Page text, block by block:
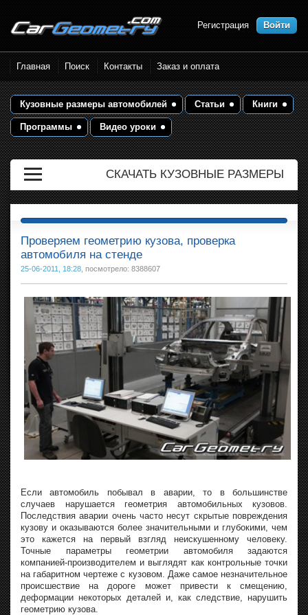
Размеры кузова автомобилей.
Контрольные точки и кузовные
размеры. Геометрия кузова
Регистрация Войти
Главная Поиск Контакты Заказ и оплата
Кузовные размеры автомобилей Статьи Книги
Программы Видео уроки
СКАЧАТЬ КУЗОВНЫЕ РАЗМЕРЫ
Проверяем геометрию кузова, проверка
автомобиля на стенде
25-06-2011, 18:28 , посмотрело: 8388607
Если автомобиль побывал в аварии, то в большинстве
случаев нарушается геометрия автомобильных кузовов.
Последствия аварии очень часто несут скрытые повреждения
кузову и оказываются более значительными и глубокими, чем
это кажется на первый взгляд неискушенному человеку.
Точные параметры геометрии автомобиля задаются
компанией-производителем и выглядят как контрольные точки
на габаритном чертеже с кузовом. Даже самое незначительное
происшествие на дороге может привести к смещению,
деформации некоторых деталей и, как следствие, нарушить
геометрию кузова.